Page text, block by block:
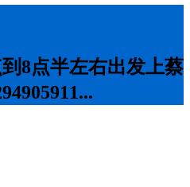
8点半左右出发上蔡